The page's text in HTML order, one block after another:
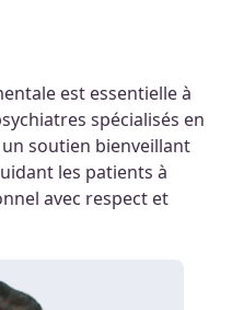
est essentielle à
spécialisés en
soutien bienveillant
les patients à
avec respect et